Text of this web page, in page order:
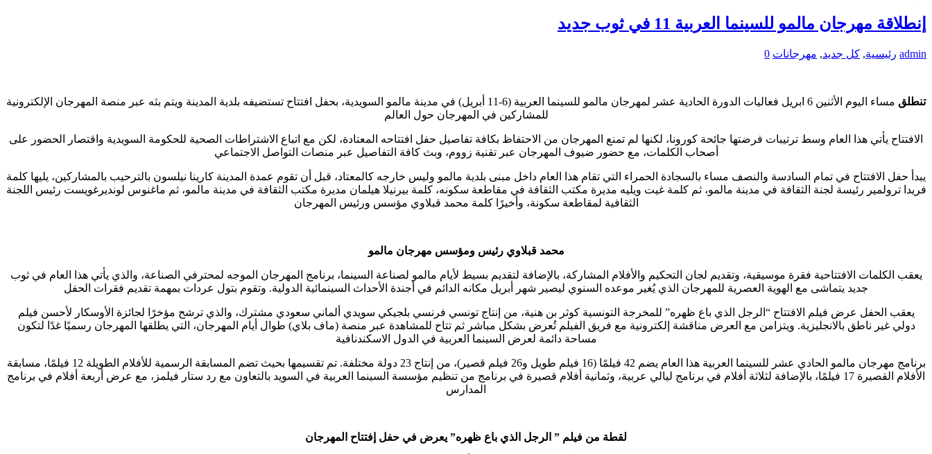
إنطلاقة مهرجان مالمو للسينما العربية 11 في ثوب جديد
admin رئيسية, كل جديد, مهرجانات 0
تنطلق
مساء اليوم الأثنين 6 ابريل فعاليات الدورة الحادية عشر لمهرجان مالمو للسينما العربية (6-11 أبريل) في مدينة مالمو السويدية، بحفل افتتاح تستضيفه بلدية المدينة ويتم بثه عبر منصة المهرجان الإلكترونية
للمشاركين في المهرجان حول العالم
الافتتاح يأتي هذا العام وسط ترتيبات فرضتها جائحة كورونا، لكنها لم تمنع المهرجان من الاحتفاظ بكافة تفاصيل حفل افتتاحه المعتادة، لكن مع اتباع الاشتراطات الصحية للحكومة السويدية واقتصار الحضور على
أصحاب الكلمات، مع حضور ضيوف المهرجان عبر تقنية زووم، وبث كافة التفاصيل عبر منصات التواصل الاجتماعي
يبدأ حفل الافتتاح في تمام السادسة والنصف مساء بالسجادة الحمراء التي تقام هذا العام داخل مبنى بلدية مالمو وليس خارجه كالمعتاد، قبل أن تقوم عمدة المدينة كارينا نيلسون بالترحيب بالمشاركين، يليها كلمة
فريدا ترولمير رئيسة لجنة الثقافة في مدينة مالمو، ثم كلمة غيت ويليه مديرة مكتب الثقافة في مقاطعة سكونه، كلمة بيرنيلا هيلمان مديرة مكتب الثقافة في مدينة مالمو، ثم ماغنوس لونديرغويست رئيس اللجنة
الثقافية لمقاطعة سكونة، وأخيرًا كلمة محمد قبلاوي مؤسس ورئيس المهرجان
محمد قبلاوي رئيس ومؤسس مهرجان مالمو
يعقب الكلمات الافتتاحية فقرة موسيقية، وتقديم لجان التحكيم والأفلام المشاركة، بالإضافة لتقديم بسيط لأيام مالمو لصناعة السينما، برنامج المهرجان الموجه لمحترفي الصناعة، والذي يأتي هذا العام في ثوب
جديد يتماشى مع الهوية العصرية للمهرجان الذي يُغير موعده السنوي ليصير شهر أبريل مكانه الدائم في أجندة الأحداث السينمائية الدولية. وتقوم بتول عردات بمهمة تقديم فقرات الحفل
يعقب الحفل عرض فيلم الافتتاح “الرجل الذي باع ظهره” للمخرجة التونسية كوثر بن هنية، من إنتاج تونسي فرنسي بلجيكي سويدي ألماني سعودي مشترك، والذي ترشح مؤخرًا لجائزة الأوسكار لأحسن فيلم
دولي غير ناطق بالانجليزية. ويتزامن مع العرض مناقشة إلكترونية مع فريق الفيلم تُعرض بشكل مباشر ثم تتاح للمشاهدة عبر منصة (ماف بلاي) طوال أيام المهرجان، التي يطلقها المهرجان رسميًا غدًا لتكون
مساحة دائمة لعرض السينما العربية في الدول الاسكندنافية
برنامج مهرجان مالمو الحادي عشر للسينما العربية هذا العام يضم 42 فيلمًا (16 فيلم طويل و26 فيلم قصير)، من إنتاج 23 دولة مختلفة. تم تقسيمها بحيث تضم المسابقة الرسمية للأفلام الطويلة 12 فيلمًا، مسابقة
الأفلام القصيرة 17 فيلمًا، بالإضافة لثلاثة أفلام في برنامج ليالي عربية، وثمانية أفلام قصيرة في برنامج من تنظيم مؤسسة السينما العربية في السويد بالتعاون مع رد ستار فيلمز، مع عرض أربعة أفلام في برنامج
المدارس
لقطة من فيلم ” الرجل الذي باع ظهره” يعرض في حفل إفتتاح المهرجان